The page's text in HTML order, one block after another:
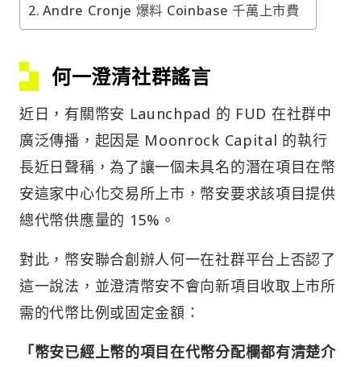
Andre Cronje 爆料 Coinbase 千萬上市費
何一澄清社群謠言
近日，有關幣安 Launchpad 的 FUD 在社群中
廣泛傳播，起因是 Moonrock Capital 的執行
長近日聲稱，為了讓一個未具名的潛在項目在幣
安這家中心化交易所上市，幣安要求該項目提供
總代幣供應量的 15%。
對此，幣安聯合創辦人何一在社群平台上否認了
這一說法，並澄清幣安不會向新項目收取上市所
需的代幣比例或固定金額：
「幣安已經上幣的項目在代幣分配欄都有清楚介